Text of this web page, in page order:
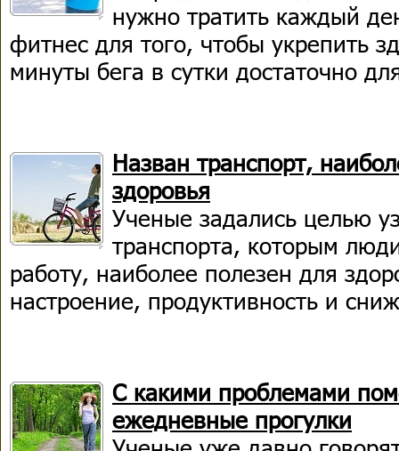
нужно тратить каждый
фитнес для того, чтобы укрепить
минуты бега в сутки достаточно
Назван транспорт,
здоровья
Ученые задались целью
транспорта, которым
работу, наиболее полезен для
настроение, продуктивность и
С какими проблемами
ежедневные прогулки